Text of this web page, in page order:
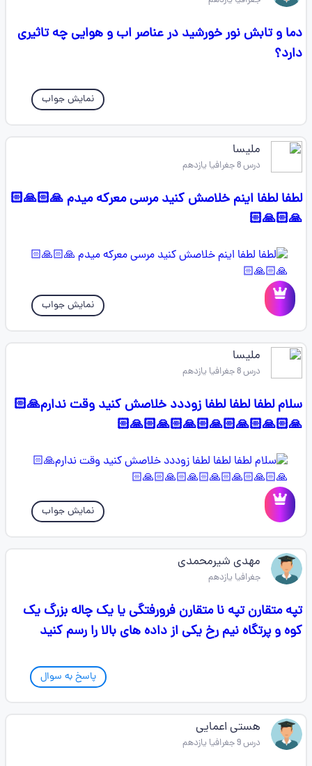
دما و تابش نور خورشید در عناصر اب و هوایی چه تاثیری
دارد؟
نمایش جواب
ملیسا
درس 8 جغرافیا یازدهم
لطفا لطفا اینم خلاصش کنید مرسی معرکه میدم 🙏🏻🙏🏻
🙏🏻🙏🏻
نمایش جواب
ملیسا
درس 8 جغرافیا یازدهم
سلام لطفا لطفا لطفا زوددد خلاصش کنید وقت ندارم🙏🏻
🙏🏻🙏🏻🙏🏻🙏🏻🙏🏻🙏🏻🙏🏻
نمایش جواب
مهدی شیرمحمدی
جغرافیا یازدهم
تپه متقارن تپه نا متقارن فرورفتگی یا یک چاله بزرگ یک
کوه و پرتگاه نیم رخ یکی از داده های بالا را رسم کنید
پاسخ به سوال
هستی اعمایی
درس 9 جغرافیا یازدهم